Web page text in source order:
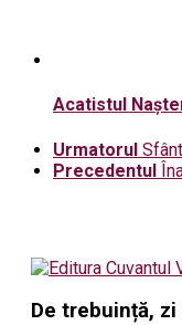
Acatistul
Urmatorul
Precedentul
De trebuință, zi